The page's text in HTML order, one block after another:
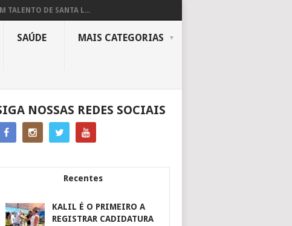
TALENTO DE SANTA L...
SAÚDE MAIS CATEGORIAS
NOSSAS REDES SOCIAIS
Recentes
KALIL É O PRIMEIRO A
REGISTRAR CADIDATURA